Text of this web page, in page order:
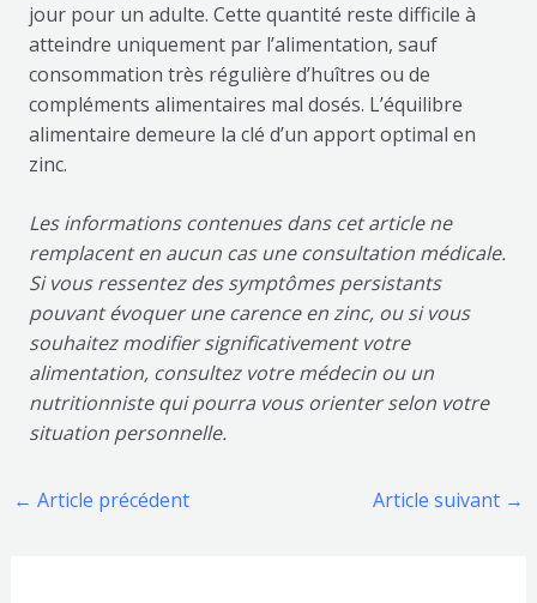
jour pour un adulte. Cette quantité reste difficile à
atteindre uniquement par l’alimentation, sauf
consommation très régulière d’huîtres ou de
compléments alimentaires mal dosés. L’équilibre
alimentaire demeure la clé d’un apport optimal en
zinc.
Les informations contenues dans cet article ne
remplacent en aucun cas une consultation médicale.
Si vous ressentez des symptômes persistants
pouvant évoquer une carence en zinc, ou si vous
souhaitez modifier significativement votre
alimentation, consultez votre médecin ou un
nutritionniste qui pourra vous orienter selon votre
situation personnelle.
← Article précédent Article suivant →